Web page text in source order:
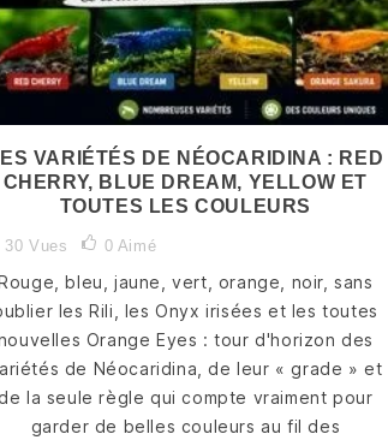
DE LA
: TOUT
(ET
LA MUE
/ WHITE
DEATH)
REMINÉRALISER
SON EAU
OSMOSÉE : GH+
OU GH/KH+, QUEL
SEL POUR
QUELLES
VARIÉTÉS DE NÉOCARIDINA : RED
CHERRY, BLUE DREAM, YELLOW ET
TOUTES LES COULEURS
30 Vues 0 Aimé
bleu, jaune, vert, orange, noir, sans
les Rili, les Onyx irisées et les toutes
Orange Eyes : tour d'horizon des
de Néocaridina, de leur « grade » et
la seule règle qui compte vraiment pour
garder de belles couleurs au fil des